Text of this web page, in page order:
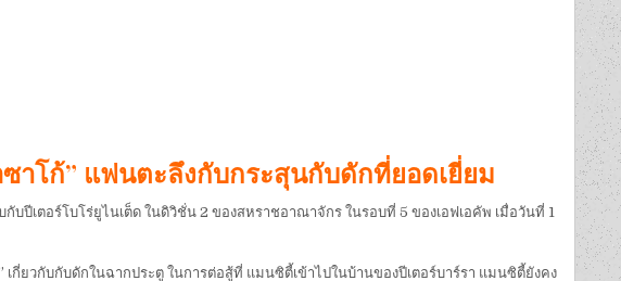
าโก้” แฟนตะลึงกับกระสุนกับดักที่ยอดเยี่ยม
เตอร์โบโร่ยูไนเต็ด ในดิวิชั่น 2 ของสหราชอาณาจักร ในรอบที่ 5 ของเอฟเอคัพ เมื่อวันที่ 1
ยวกับกับดักในฉากประตู ในการต่อสู้ที่ แมนซิตี้เข้าไปในบ้านของปีเตอร์บาร์รา แมนซิตี้ยังคง